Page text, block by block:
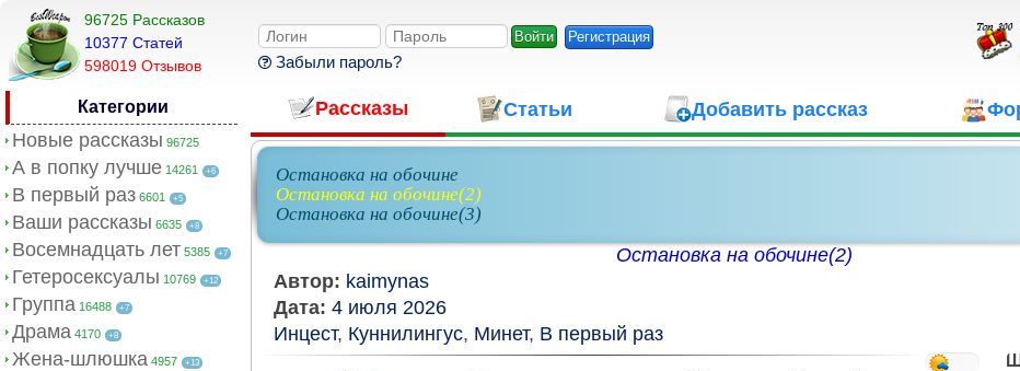
96725 Рассказов
10377 Cтатей
598019 Отзывов
Регистрация
Забыли пароль?
Категории
Новые рассказы 96725
А в попку лучше 14261 +6
В первый раз 6601 +5
Ваши рассказы 6635 +8
Восемнадцать лет 5385 +7
Гетеросексуалы 10769 +12
Группа 16488 +7
Драма 4170 +8
Жена-шлюшка 4957 +13
Рассказы Статьи Добавить рассказ
Остановка на обочине
Остановка на обочине(2)
Остановка на обочине(3)
Остановка на обочине(2)
Автор: kaimynas
Дата: 4 июля 2026
Инцест, Куннилингус, Минет, В первый раз